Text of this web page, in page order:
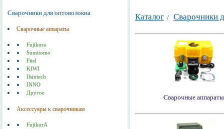
Сварочники для оптоволокна
Сварочные аппараты
Fujikura
Sumitomo
Fitel
KIWI
Ilsintech
INNO
Другое
Аксессуары к сварочникам
FujikurA
Каталог / Сварочники
Сварочные аппараты